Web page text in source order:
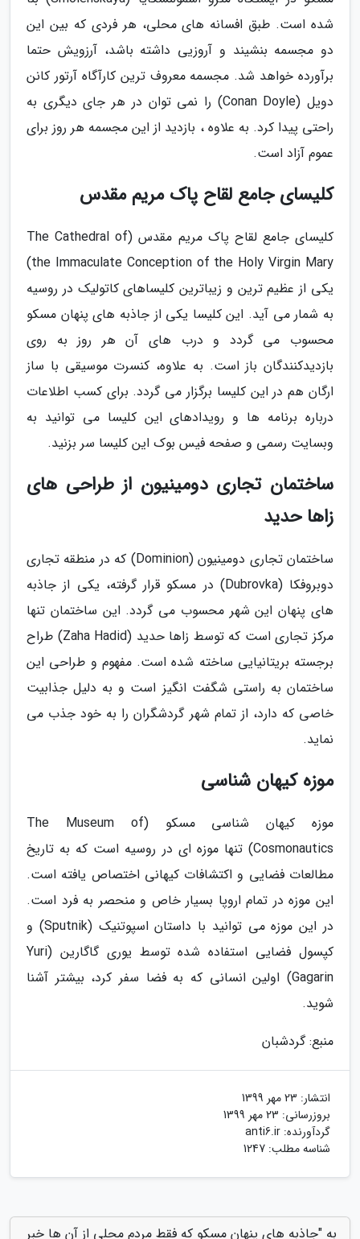
شده است. طبق افسانه های محلی، هر فردی که بین این
دو مجسمه بنشیند و آروزیی داشته باشد، آرزویش حتما
برآورده خواهد شد. مجسمه معروف ترین کارآگاه آرتور کانن
دویل (Conan Doyle) را نمی توان در هر جای دیگری به
راحتی پیدا کرد. به علاوه ، بازدید از این مجسمه هر روز برای
عموم آزاد است.
کلیسای جامع لقاح پاک مریم مقدس
کلیسای جامع لقاح پاک مریم مقدس (The Cathedral of
the Immaculate Conception of the Holy Virgin Mary)
یکی از عظیم ترین و زیباترین کلیساهای کاتولیک در روسیه
به شمار می آید. این کلیسا یکی از جاذبه های پنهان مسکو
محسوب می گردد و درب های آن هر روز به روی
بازدیدکنندگان باز است. به علاوه، کنسرت موسیقی با ساز
ارگان هم در این کلیسا برگزار می گردد. برای کسب اطلاعات
درباره برنامه ها و رویدادهای این کلیسا می توانید به
وبسایت رسمی و صفحه فیس بوک این کلیسا سر بزنید.
ساختمان تجاری دومینیون از طراحی های
زاها حدید
ساختمان تجاری دومینیون (Dominion) که در منطقه تجاری
دوبروفکا (Dubrovka) در مسکو قرار گرفته، یکی از جاذبه
های پنهان این شهر محسوب می گردد. این ساختمان تنها
مرکز تجاری است که توسط زاها حدید (Zaha Hadid) طراح
برجسته بریتانیایی ساخته شده است. مفهوم و طراحی این
ساختمان به راستی شگفت انگیز است و به دلیل جذابیت
خاصی که دارد، از تمام شهر گردشگران را به خود جذب می
نماید.
موزه کیهان شناسی
موزه کیهان شناسی مسکو (The Museum of
Cosmonautics) تنها موزه ای در روسیه است که به تاریخ
مطالعات فضایی و اکتشافات کیهانی اختصاص یافته است.
این موزه در تمام اروپا بسیار خاص و منحصر به فرد است.
در این موزه می توانید با داستان اسپوتنیک (Sputnik) و
کپسول فضایی استفاده شده توسط یوری گاگارین (Yuri
Gagarin) اولین انسانی که به فضا سفر کرد، بیشتر آشنا
شوید.
منبع: گردشبان
انتشار: 23 مهر 1399
بروزرسانی: 23 مهر 1399
گردآورنده: anti6.ir
شناسه مطلب: 1247
به "جاذبه های پنهان مسکو که فقط مردم محلی از آن ها خبر